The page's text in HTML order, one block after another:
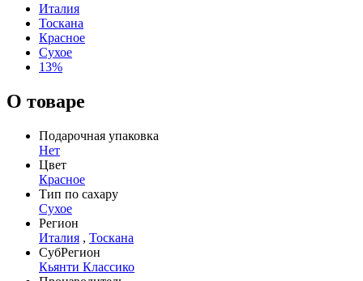
Италия
Тоскана
Красное
Сухое
13%
О товаре
Подарочная упаковка
Нет
Цвет
Красное
Тип по сахару
Сухое
Регион
Италия , Тоскана
СубРегион
Кьянти Классико